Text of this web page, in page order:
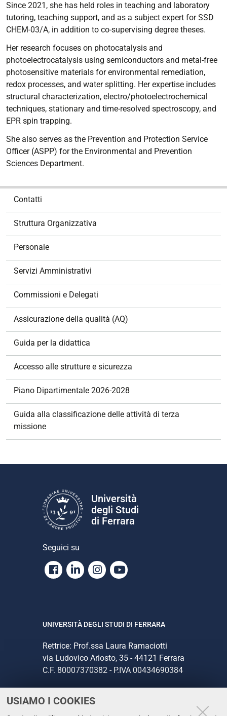
USIAMO I COOKIES
Since 2021, she has held roles in teaching and laboratory
tutoring, teaching support, and as a subject expert for SSD
CHEM-03/A, in addition to co-supervising degree theses.
Her research focuses on photocatalysis and
photoelectrocatalysis using semiconductors and metal-free
photosensitive materials for environmental remediation,
redox processes, and water splitting. Her expertise includes
structural characterization, electro/photoelectrochemical
techniques, stationary and time-resolved spectroscopy, and
EPR spin trapping.
She also serves as the Prevention and Protection Service
Officer (ASPP) for the Environmental and Prevention
Sciences Department.
Contatti
Struttura Organizzativa
Personale
Servizi Amministrativi
Commissioni e Delegati
Assicurazione della qualità (AQ)
Guida per la didattica
Accesso alle strutture e sicurezza
Piano Dipartimentale 2026-2028
Guida alla classificazione delle attività di terza
missione
Università
degli Studi
di Ferrara
Seguici su
Facebook
LinkedinInstagram
Youtube
UNIVERSITÀ DEGLI STUDI DI FERRARA
Rettrice: Prof.ssa Laura Ramaciotti
via Ludovico Ariosto, 35 - 44121 Ferrara
C.F. 80007370382 - P.IVA 00434690384
CONTATTI